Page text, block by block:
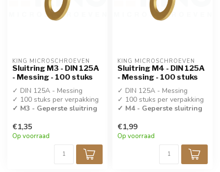
KING MICROSCHROEVEN
Sluitring M3 - DIN 125A
- Messing - 100 stuks
✓ DIN 125A - Messing
✓ 100 stuks per verpakking
✓ M3 - Geperste sluitring
€1,35
Op voorraad
KING MICROSCHROEVEN
Sluitring M4 - DIN 125A
- Messing - 100 stuks
✓ DIN 125A - Messing
✓ 100 stuks per verpakking
✓ M4 - Geperste sluitring
€1,99
Op voorraad